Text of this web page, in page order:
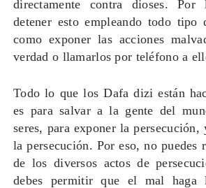
directamente contra dioses. Por
detener esto empleando todo tipo
como exponer las acciones
verdad o llamarlos por teléfono a
Todo lo que los Dafa dizi están
es para salvar a la gente del
seres, para exponer la
la persecución. Por eso, no puedes
de los diversos actos de
debes permitir que el mal